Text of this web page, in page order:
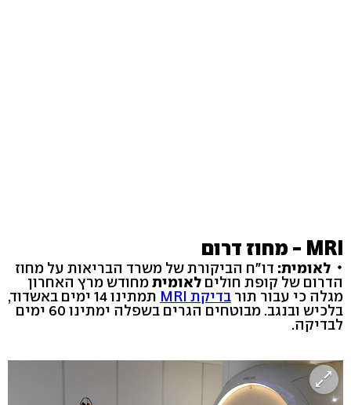
MRI - מחוז דרום
לאומית: דו"ח הביקורת של משרד הבריאות על מחוז
הדרום של קופת חולים לאומיתמחודש מרץ האחרון
מגלה כי עבור תור בדיקת MRI תמתינו 14 ימים באשדוד,
בלכיש ובנגב. מבוטחים הגרים בשפלה ימתינו 60 ימים
לבדיקה.